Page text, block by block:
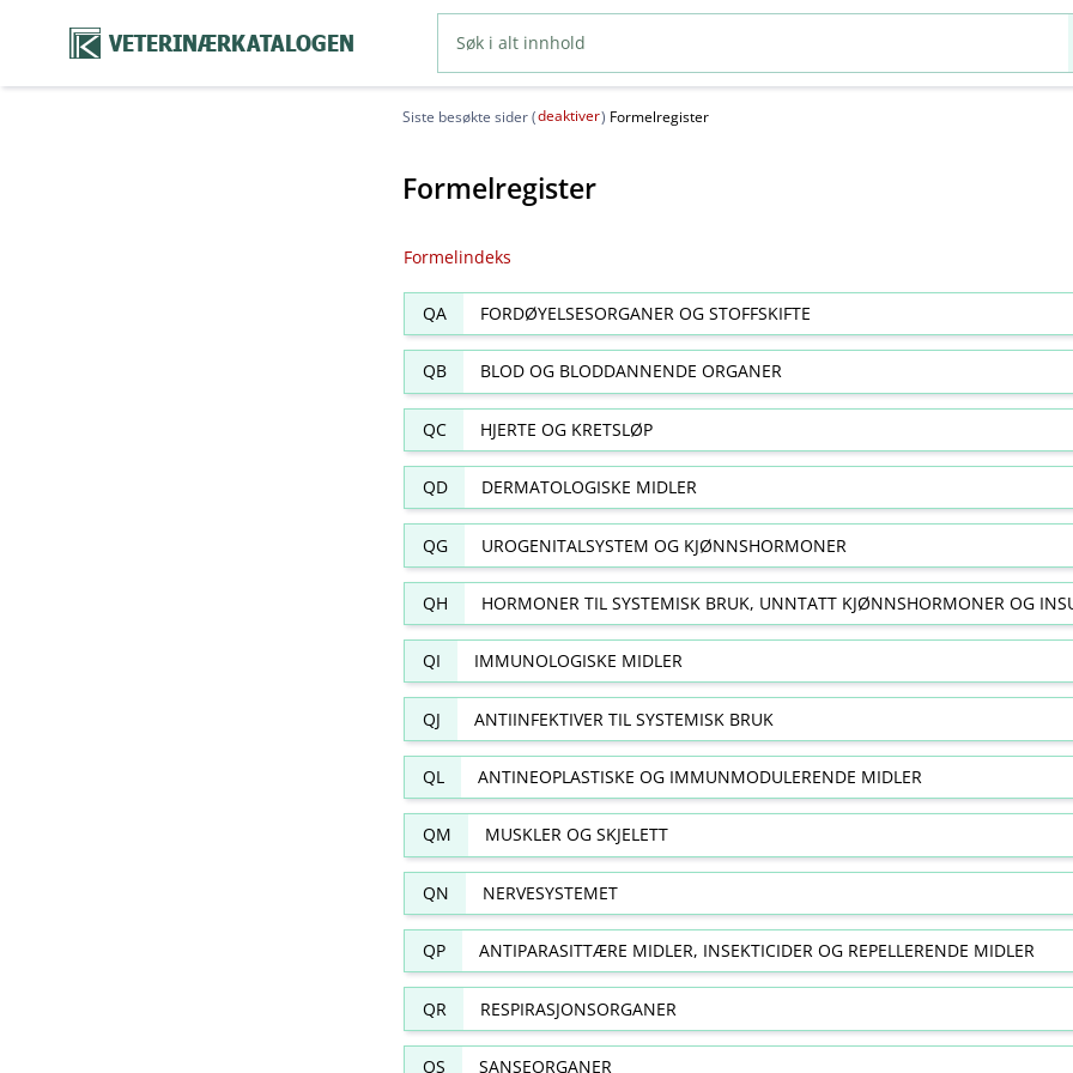
VETERINÆRKATALOGEN
Siste besøkte sider (deaktiver) Formelregister
Formelregister
Formelindeks
QA FORDØYELSESORGANER OG STOFFSKIFTE
QB BLOD OG BLODDANNENDE ORGANER
QC HJERTE OG KRETSLØP
QD DERMATOLOGISKE MIDLER
QG UROGENITALSYSTEM OG KJØNNSHORMONER
QH HORMONER TIL SYSTEMISK BRUK, UNNTATT KJØNNSHORMONER OG
QI IMMUNOLOGISKE MIDLER
QJ ANTIINFEKTIVER TIL SYSTEMISK BRUK
QL ANTINEOPLASTISKE OG IMMUNMODULERENDE MIDLER
QM MUSKLER OG SKJELETT
QN NERVESYSTEMET
QP ANTIPARASITTÆRE MIDLER, INSEKTICIDER OG REPELLERENDE MIDLER
QR RESPIRASJONSORGANER
QS SANSEORGANER